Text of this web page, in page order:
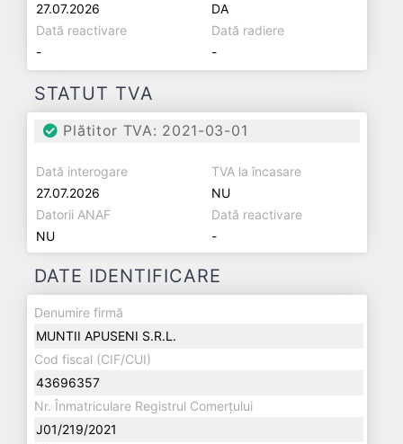
27.07.2026
DA
Dată reactivare
-
Dată radiere
-
STATUT TVA
Plătitor TVA: 2021-03-01
Dată interogare
27.07.2026
TVA la încasare
NU
Datorii ANAF
NU
Dată reactivare
-
DATE IDENTIFICARE
Denumire firmă
MUNTII APUSENI S.R.L.
Cod fiscal (CIF/CUI)
43696357
Nr. Înmatriculare Registrul Comerțului
J01/219/2021